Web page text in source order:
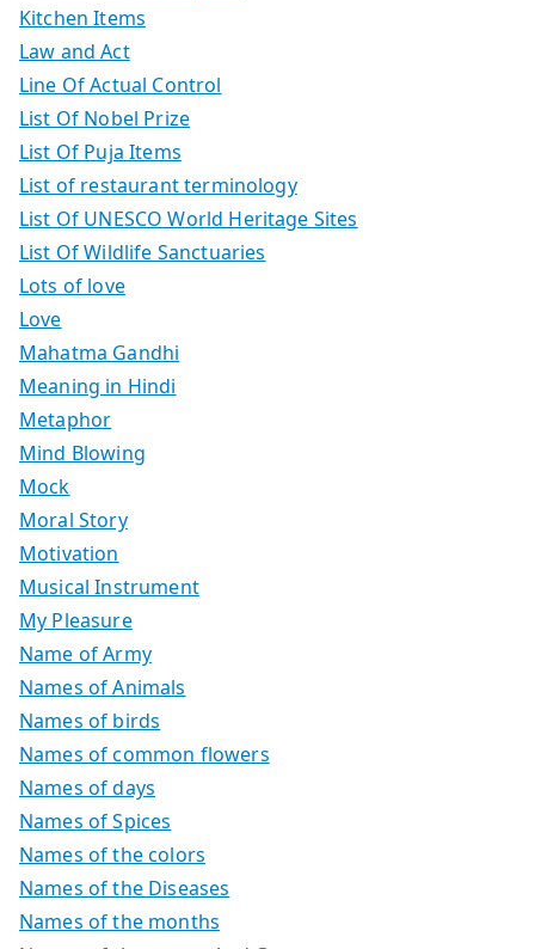
Kitchen Items
Law and Act
Line Of Actual Control
List Of Nobel Prize
List Of Puja Items
List of restaurant terminology
List Of UNESCO World Heritage Sites
List Of Wildlife Sanctuaries
Lots of love
Love
Mahatma Gandhi
Meaning in Hindi
Metaphor
Mind Blowing
Mock
Moral Story
Motivation
Musical Instrument
My Pleasure
Name of Army
Names of Animals
Names of birds
Names of common flowers
Names of days
Names of Spices
Names of the colors
Names of the Diseases
Names of the months